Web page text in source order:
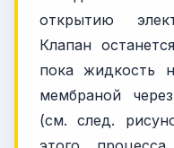
открытию
Клапан
пока жидкость
мембраной
(см. след.